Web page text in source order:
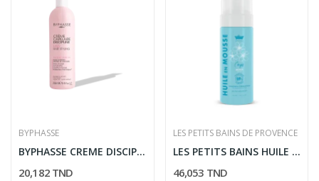
BYPHASSE
BYPHASSE CREME DISCIPLINE LISS CHEVEUX REBELLES...
20,182 TND
LES PETITS BAINS DE PROVENCE
LES PETITS BAINS HUILE EN MOUSSE MONOI 150ML
46,053 TND